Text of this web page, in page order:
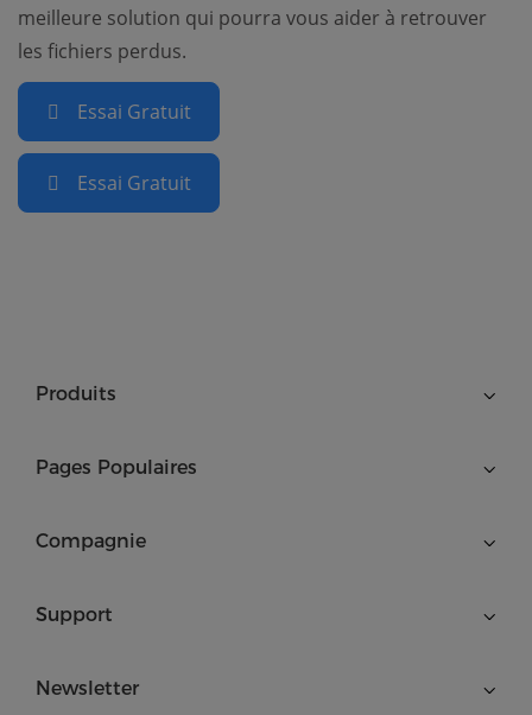
meilleure solution qui pourra vous aider à retrouver
les fichiers perdus.
Essai Gratuit
Essai Gratuit
Produits
Pages Populaires
Compagnie
Support
Newsletter